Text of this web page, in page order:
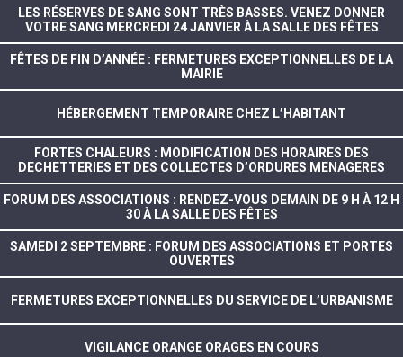
LES RÉSERVES DE SANG SONT TRÈS BASSES. VENEZ DONNER
VOTRE SANG MERCREDI 24 JANVIER À LA SALLE DES FÊTES
FÊTES DE FIN D’ANNÉE : FERMETURES EXCEPTIONNELLES DE LA
MAIRIE
HÉBERGEMENT TEMPORAIRE CHEZ L’HABITANT
FORTES CHALEURS : MODIFICATION DES HORAIRES DES
DECHETTERIES ET DES COLLECTES D’ORDURES MENAGERES
FORUM DES ASSOCIATIONS : RENDEZ-VOUS DEMAIN DE 9 H À 12 H
30 À LA SALLE DES FÊTES
SAMEDI 2 SEPTEMBRE : FORUM DES ASSOCIATIONS ET PORTES
OUVERTES
FERMETURES EXCEPTIONNELLES DU SERVICE DE L’URBANISME
VIGILANCE ORANGE ORAGES EN COURS